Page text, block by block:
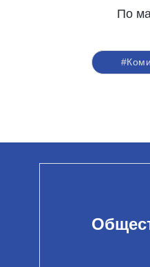
По
#Коми